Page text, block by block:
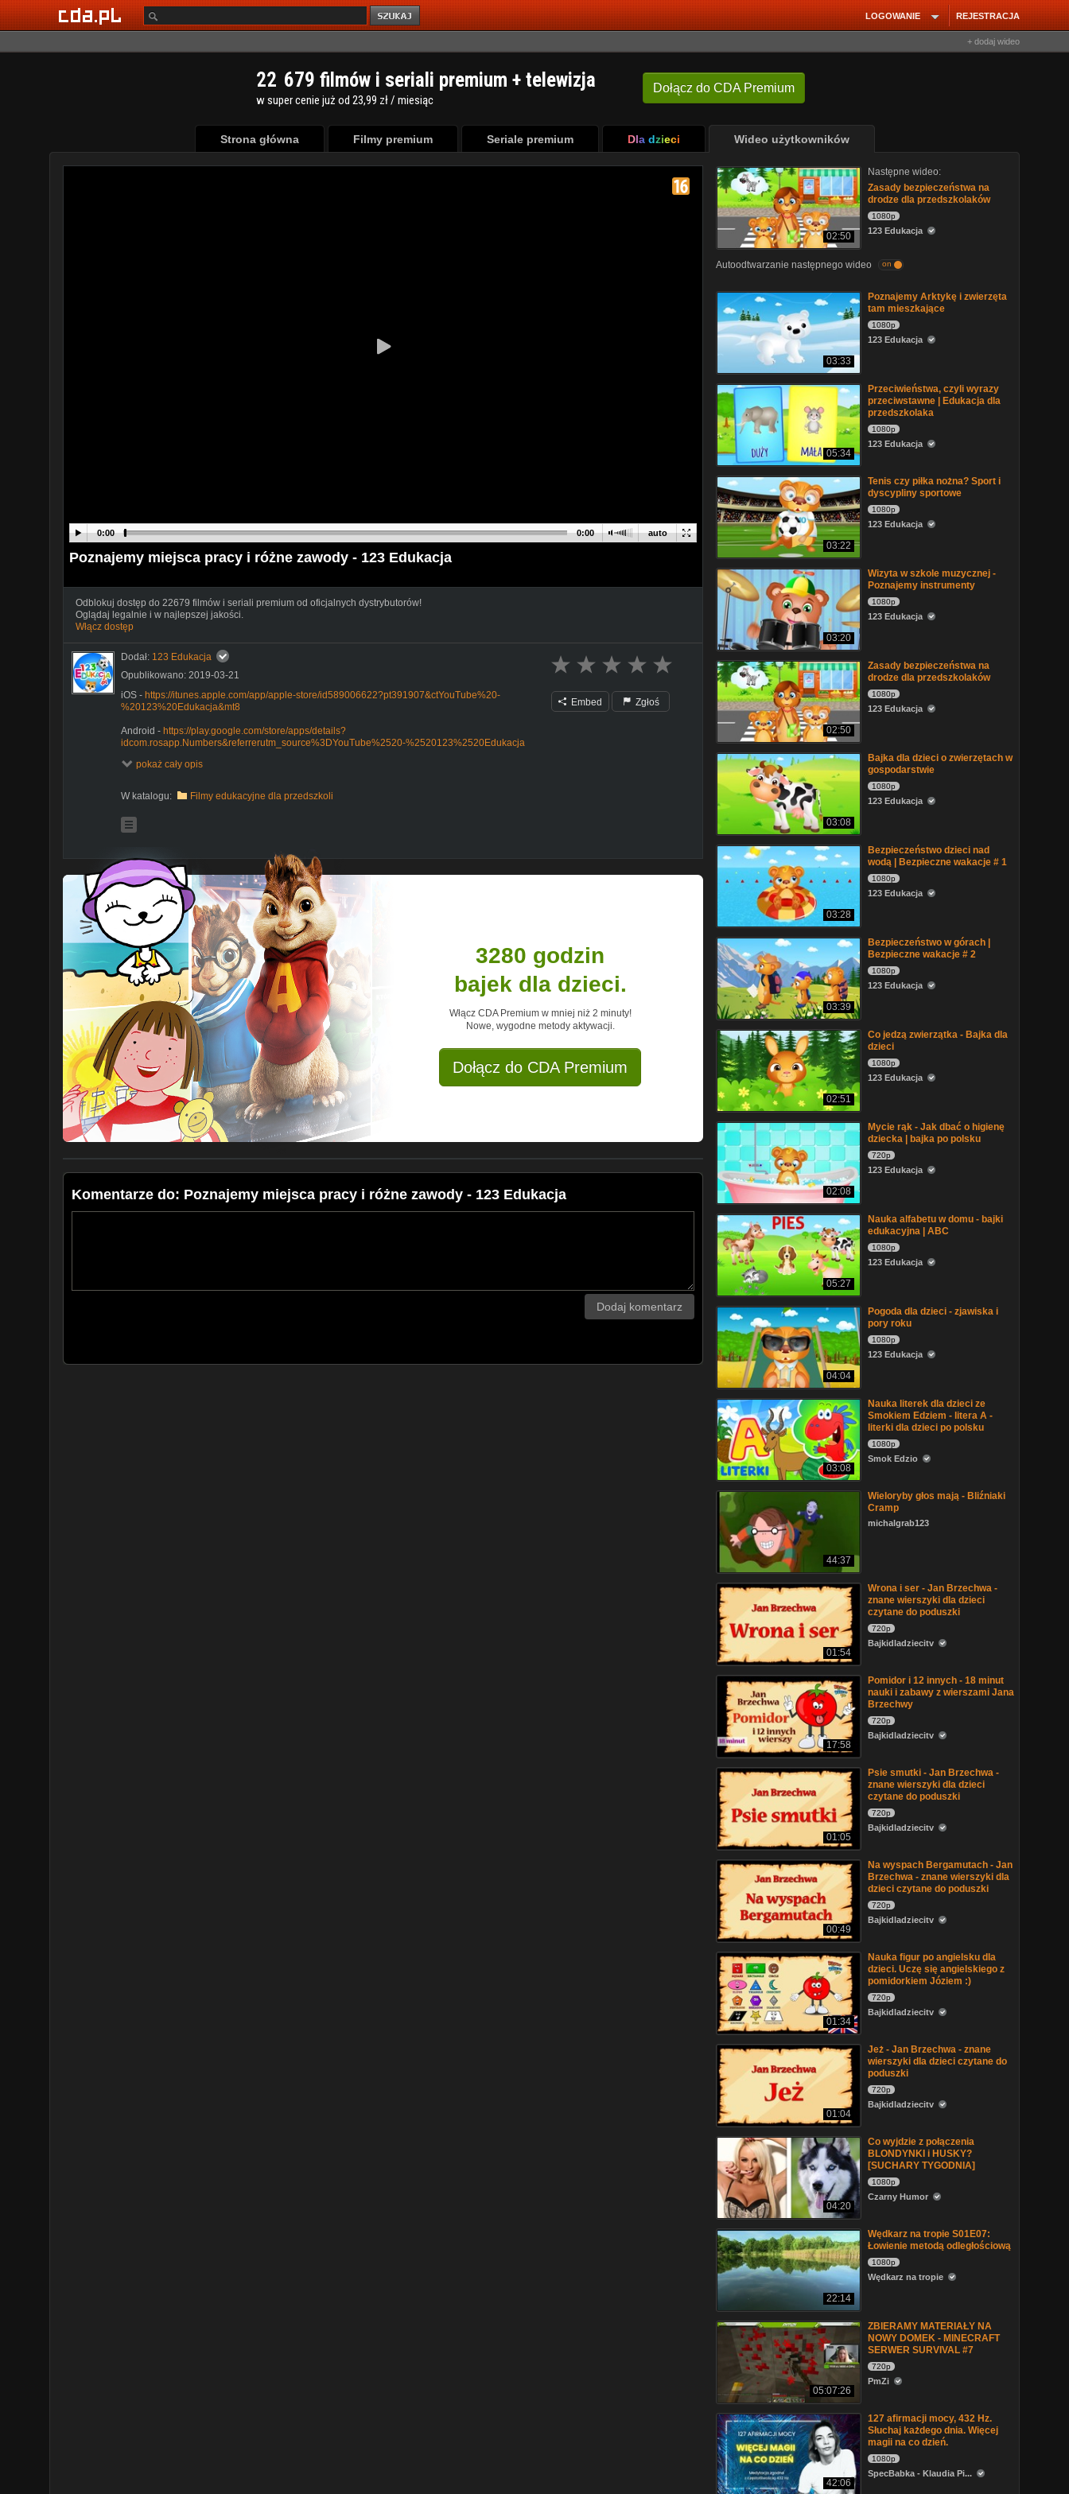
REJESTRACJA
LOGOWANIE
+ dodaj wideo
Dołącz do CDA Premium
22 679 filmów i seriali premium + telewizja
w super cenie już od 23,99 zł / miesiąc
Strona główna Filmy premium Seriale premium Dla dzieci Wideo użytkowników
auto
0:00 0:00
Poznajemy miejsca pracy i różne zawody - 123 Edukacja
Odblokuj dostęp do 22679 filmów i seriali premium od oficjalnych dystrybutorów!
Oglądaj legalnie i w najlepszej jakości.
Włącz dostęp
Dodał: 123 Edukacja
Opublikowano: 2019-03-21
iOS - https://itunes.apple.com/app/apple-store/id589006622?pt391907&ctYouTube%20-
%20123%20Edukacja&mt8
Android - https://play.google.com/store/apps/details?
idcom.rosapp.Numbers&referrerutm_source%3DYouTube%2520-%2520123%2520Edukacja
Dziś kochane dzieci przybliżymy wam pracę w różnych zawodach. Niektóre pewnie już znacie
Na przykład lekarz, u którego nie raz byliście w gabinecie. Pan doktor ma specjalny przyrząd do
badania. Czy wiesz jak się ten przyrząd nazywa? Zobaczycie jak wygląda praca sprzedawcy i
czym zajmuje się programista. Poznajemy zawody to kolejny odcinek bajki edukacyjnej dla
najmłodszych. Kolorowa animacja, która uczy i bawi jednocześnie
https://www.youtube.com/playlist?listPLnPIFTp_CRL017234YzlxDCSEEQqKScid
Subskrybujcie nasz kanał:https://www.youtube.com/channel/UCNnoukU8JA29iJzJqlfhT5A?
sub_confirmation1
#123edukacja #bajkaozawodach #bajeczkiedukacyjne
pokaż cały opis
W katalogu: Filmy edukacyjne dla przedszkoli
Embed Zgłoś
3280 godzin
bajek dla dzieci.
Włącz CDA Premium w mniej niż 2 minuty!
Nowe, wygodne metody aktywacji.
Dołącz do CDA Premium
Komentarze do: Poznajemy miejsca pracy i różne zawody - 123 Edukacja
Dodaj komentarz
02:50
Następne wideo:
Zasady bezpieczeństwa na
drodze dla przedszkolaków
1080p
123 Edukacja
Autoodtwarzanie następnego wideo on
03:33
Poznajemy Arktykę i zwierzęta
tam mieszkające
1080p
123 Edukacja
05:34
Przeciwieństwa, czyli wyrazy
przeciwstawne | Edukacja dla
przedszkolaka
1080p
123 Edukacja
03:22
Tenis czy piłka nożna? Sport i
dyscypliny sportowe
1080p
123 Edukacja
03:20
Wizyta w szkole muzycznej -
Poznajemy instrumenty
1080p
123 Edukacja
02:50
Zasady bezpieczeństwa na
drodze dla przedszkolaków
1080p
123 Edukacja
03:08
Bajka dla dzieci o zwierzętach w
gospodarstwie
1080p
123 Edukacja
03:28
Bezpieczeństwo dzieci nad
wodą | Bezpieczne wakacje # 1
1080p
123 Edukacja
03:39
Bezpieczeństwo w górach |
Bezpieczne wakacje # 2
1080p
123 Edukacja
02:51
Co jedzą zwierzątka - Bajka dla
dzieci
1080p
123 Edukacja
02:08
Mycie rąk - Jak dbać o higienę
dziecka | bajka po polsku
720p
123 Edukacja
05:27
Nauka alfabetu w domu - bajki
edukacyjna | ABC
1080p
123 Edukacja
04:04
Pogoda dla dzieci - zjawiska i
pory roku
1080p
123 Edukacja
03:08
Nauka literek dla dzieci ze
Smokiem Edziem - litera A -
literki dla dzieci po polsku
1080p
Smok Edzio
44:37
Wieloryby głos mają - Bliźniaki
Cramp
michalgrab123
01:54
Wrona i ser - Jan Brzechwa -
znane wierszyki dla dzieci
czytane do poduszki
720p
Bajkidladziecitv
17:58
Pomidor i 12 innych - 18 minut
nauki i zabawy z wierszami Jana
Brzechwy
720p
Bajkidladziecitv
01:05
Psie smutki - Jan Brzechwa -
znane wierszyki dla dzieci
czytane do poduszki
720p
Bajkidladziecitv
00:49
Na wyspach Bergamutach - Jan
Brzechwa - znane wierszyki dla
dzieci czytane do poduszki
720p
Bajkidladziecitv
01:34
Nauka figur po angielsku dla
dzieci. Uczę się angielskiego z
pomidorkiem Józiem :)
720p
Bajkidladziecitv
01:04
Jeż - Jan Brzechwa - znane
wierszyki dla dzieci czytane do
poduszki
720p
Bajkidladziecitv
04:20
Co wyjdzie z połączenia
BLONDYNKI i HUSKY?
[SUCHARY TYGODNIA]
1080p
Czarny Humor
22:14
Wędkarz na tropie S01E07:
Łowienie metodą odległościową
1080p
Wędkarz na tropie
05:07:26
ZBIERAMY MATERIAŁY NA
NOWY DOMEK - MINECRAFT
SERWER SURVIVAL #7
720p
PmZi
42:06
127 afirmacji mocy, 432 Hz.
Słuchaj każdego dnia. Więcej
magii na co dzień.
1080p
SpecBabka - Klaudia Pi...